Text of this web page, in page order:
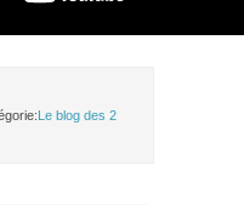
Le blog des 2